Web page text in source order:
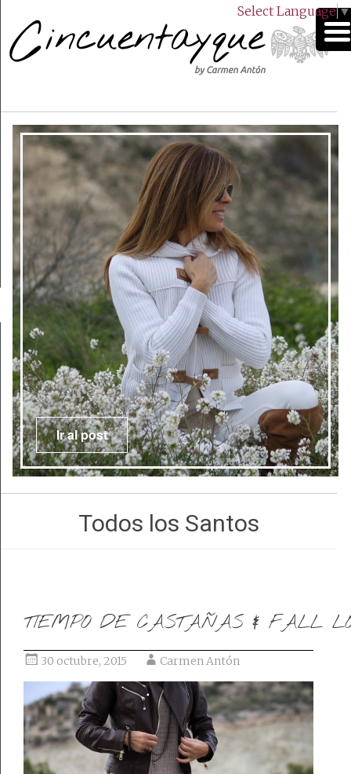
Select Language▼
Ir al post
Todos los Santos
TIEMPO DE CASTAÑAS & FALL
30 octubre, 2015 Carmen Antón